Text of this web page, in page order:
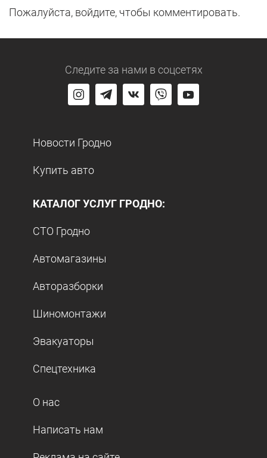
Пожалуйста, войдите, чтобы комментировать.
Следите за нами в соцсетях
Новости Гродно
Купить авто
КАТАЛОГ УСЛУГ ГРОДНО:
СТО Гродно
Автомагазины
Авторазборки
Шиномонтажи
Эвакуаторы
Спецтехника
О нас
Написать нам